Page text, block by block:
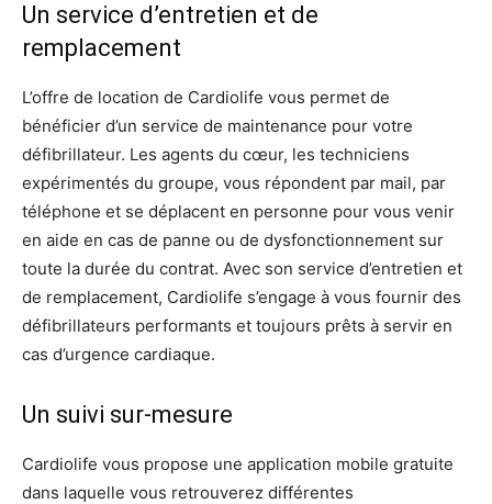
Un service d’entretien et de
remplacement
L’offre de location de Cardiolife vous permet de
bénéficier d’un service de maintenance pour votre
défibrillateur. Les agents du cœur, les techniciens
expérimentés du groupe, vous répondent par mail, par
téléphone et se déplacent en personne pour vous venir
en aide en cas de panne ou de dysfonctionnement sur
toute la durée du contrat. Avec son service d’entretien et
de remplacement, Cardiolife s’engage à vous fournir des
défibrillateurs performants et toujours prêts à servir en
cas d’urgence cardiaque.
Un suivi sur-mesure
Cardiolife vous propose une application mobile gratuite
dans laquelle vous retrouverez différentes